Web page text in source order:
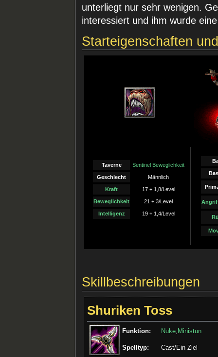
unterliegt nur sehr wenigen.
interessiert und ihm wurde
Starteigenschaften
Taverne Sentinel Beweglichkeit
Geschlecht Männlich
Kraft 17 + 1,8/Level
Beweglichkeit 21 + 3/Level
Intelligenz 19 + 1,4/Level
Skillbeschreibungen
Shuriken Toss
Funktion: Nuke, Ministun
Spelltyp: Cast/Ein Ziel